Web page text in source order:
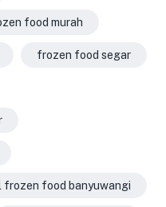
food murah
frozen food segar
frozen food banyuwangi